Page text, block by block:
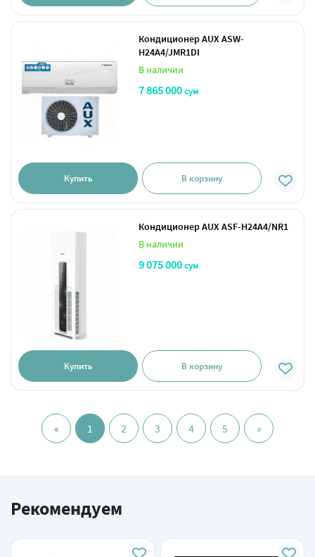
Кондиционер AUX ASW-
H24A4/JMR1DI
В наличии
7 865 000сум
Купить В корзину
Кондиционер AUX ASF-H24A4/NR1
В наличии
9 075 000сум
Купить В корзину
« 1 2 3 4 5 »
Рекомендуем